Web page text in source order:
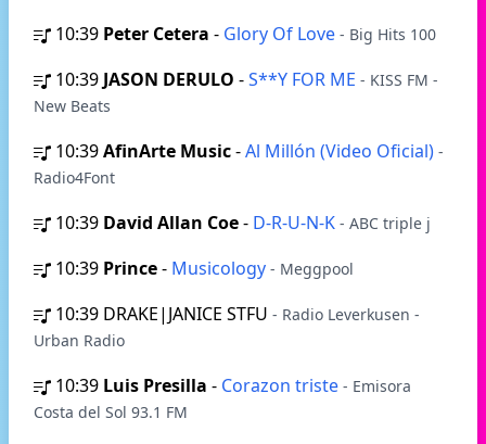
10:39 Peter Cetera - Glory Of Love - Big Hits 100
10:39 JASON DERULO -S**Y FOR ME - KISS FM -
New Beats
10:39AfinArte Music-Al Millón (Video Oficial) -
Radio4Font
10:39 David Allan Coe- D-R-U-N-K - ABC triple j
10:39 Prince- Musicology - Meggpool
10:39 DRAKE|JANICE STFU - Radio Leverkusen -
Urban Radio
10:39 Luis Presilla - Corazon triste - Emisora
Costa del Sol 93.1 FM